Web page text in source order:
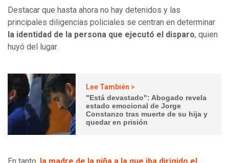
Destacar que hasta ahora no hay detenidos y las
principales diligencias policiales se centran en determinar
la identidad de la persona que ejecutó el disparo, quien
huyó del lugar.
Lee También >
"Está devastado": Abogado revela
estado emocional de Jorge
Constanzo tras muerte de su hija y
quedar en prisión